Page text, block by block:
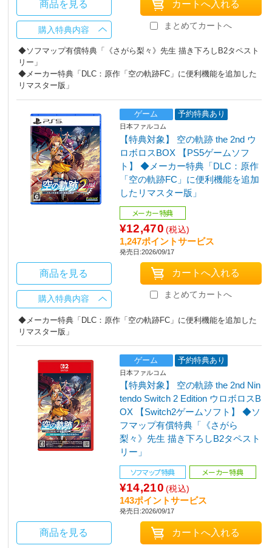
商品を見る
購入特典内容
◆ソフマップ有償特典「《さがら梨々》先生 描き下ろしB2タペスト
リー」
◆メーカー特典「DLC：原作「空の軌跡FC」に便利機能を追加した
リマスター版」
まとめてカートへ
ゲーム 予約特典あり
日本ファルコム
【特典対象】 空の軌跡 the 2nd ウ
ロボロスBOX 【PS5ゲームソフ
ト】 ◆メーカー特典「DLC：原作
「空の軌跡FC」に便利機能を追加
したリマスター版」
メーカー特典
¥12,470 (税込)
1,247ポイントサービス
発売日:2026/09/17
商品を見る
購入特典内容
◆メーカー特典「DLC：原作「空の軌跡FC」に便利機能を追加した
リマスター版」
まとめてカートへ
ゲーム 予約特典あり
日本ファルコム
【特典対象】 空の軌跡 the 2nd Nin
tendo Switch 2 Edition ウロボロスB
OX 【Switch2ゲームソフト】 ◆ソ
フマップ有償特典「《さがら
梨々》先生 描き下ろしB2タペスト
リー」
ソフマップ特典
メーカー特典
¥14,210 (税込)
143ポイントサービス
発売日:2026/09/17
商品を見る